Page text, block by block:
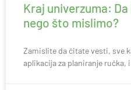
Kraj univerzuma:
nego što mislimo?
Zamislite da čitate vesti, sve
aplikacija za planiranje ručka, i